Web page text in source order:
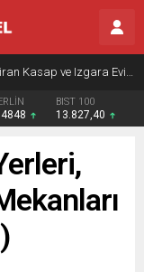
Eskişehir’de Yeni Lezzet Durağı: Miran Kasap ve Izgara Evi Açıldı
BIST 100
13.827,40